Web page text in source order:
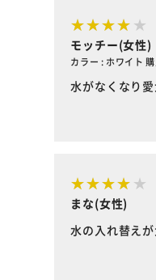
モッチー(女性)
カラー : ホワイト 購
水がなくなり
まな(女性)
水の入れ替え